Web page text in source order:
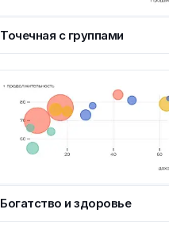
Точечная с группами
Богатство и здоровье